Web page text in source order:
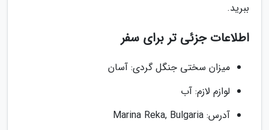
ببرید.
اطلاعات جزئی تر برای سفر
میزان سختی جنگل گردی: آسان
لوازم لازم: آب
آدرس: Marina Reka, Bulgaria